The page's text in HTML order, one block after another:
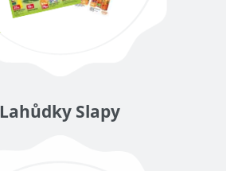
Lahůdky Slapy